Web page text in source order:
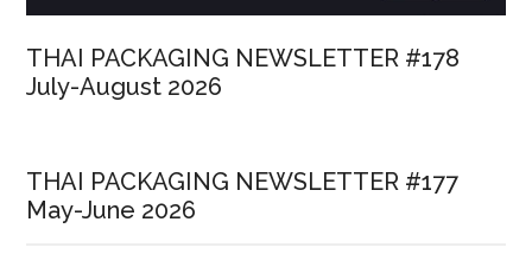
THAI PACKAGING NEWSLETTER #178
July-August 2026
THAI PACKAGING NEWSLETTER #177
May-June 2026